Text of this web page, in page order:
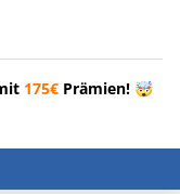
175€ Prämien! 🤯